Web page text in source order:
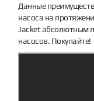
Данные
насоса на
Jacket абсолютным
насосов. Покупайте!